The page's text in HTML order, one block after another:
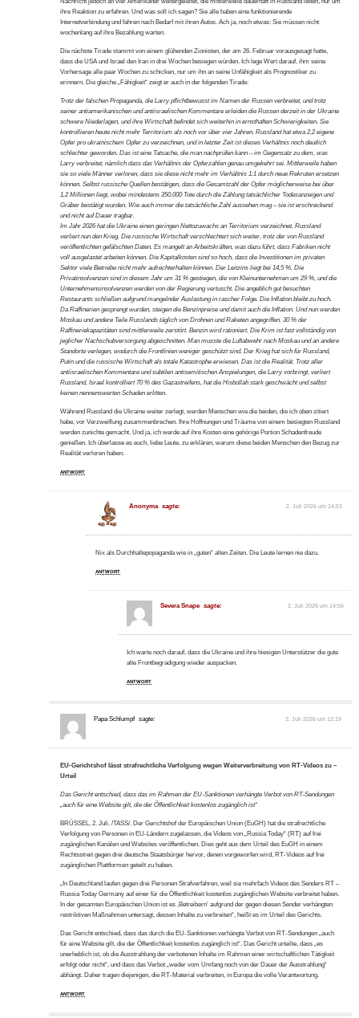
ihre Reaktion zu erfahren. Und was soll ich sagen? Sie alle haben eine funktionierende
Internetverbindung und fahren nach Bedarf mit ihren Autos. Ach ja, noch etwas: Sie müssen nicht
wochenlang auf ihre Bezahlung warten.
Die nächste Tirade stammt von einem glühenden Zionisten, der am 26. Februar vorausgesagt hatte,
dass die USA und Israel den Iran in drei Wochen besiegen würden. Ich lege Wert darauf, ihm seine
Vorhersage alle paar Wochen zu schicken, nur um ihn an seine Unfähigkeit als Prognostiker zu
erinnern. Die gleiche „Fähigkeit“ zeigt er auch in der folgenden Tirade:
Trotz der falschen Propaganda, die Larry pflichtbewusst im Namen der Russen verbreitet, und trotz
seiner antiamerikanischen und antiisraelischen Kommentare erleiden die Russen derzeit in der Ukraine
schwere Niederlagen, und ihre Wirtschaft befindet sich weiterhin in ernsthaften Schwierigkeiten. Sie
kontrollieren heute nicht mehr Territorium als noch vor über vier Jahren. Russland hat etwa 2,2 eigene
Opfer pro ukrainischem Opfer zu verzeichnen, und in letzter Zeit ist dieses Verhältnis noch deutlich
schlechter geworden. Das ist eine Tatsache, die man nachprüfen kann – im Gegensatz zu dem, was
Larry verbreitet, nämlich dass das Verhältnis der Opferzahlen genau umgekehrt sei. Mittlerweile haben
sie so viele Männer verloren, dass sie diese nicht mehr im Verhältnis 1:1 durch neue Rekruten ersetzen
können. Selbst russische Quellen bestätigen, dass die Gesamtzahl der Opfer möglicherweise bei über
1,2 Millionen liegt, wobei mindestens 350.000 Tote durch die Zählung tatsächlicher Todesanzeigen und
Gräber bestätigt wurden. Wie auch immer die tatsächliche Zahl aussehen mag – sie ist erschreckend
und nicht auf Dauer tragbar.
Im Jahr 2026 hat die Ukraine einen geringen Nettozuwachs an Territorium verzeichnet. Russland
verliert nun den Krieg. Die russische Wirtschaft verschlechtert sich weiter, trotz der von Russland
veröffentlichten gefälschten Daten. Es mangelt an Arbeitskräften, was dazu führt, dass Fabriken nicht
voll ausgelastet arbeiten können. Die Kapitalkosten sind so hoch, dass die Investitionen im privaten
Sektor viele Betriebe nicht mehr aufrechterhalten können. Der Leitzins liegt bei 14,5 %. Die
Privatinsolvenzen sind in diesem Jahr um 31 % gestiegen, die von Kleinunternehmen um 29 %, und die
Unternehmensinsolvenzen werden von der Regierung vertuscht. Die angeblich gut besuchten
Restaurants schließen aufgrund mangelnder Auslastung in rascher Folge. Die Inflation bleibt zu hoch.
Da Raffinerien gesprengt wurden, steigen die Benzinpreise und damit auch die Inflation. Und nun werden
Moskau und andere Teile Russlands täglich von Drohnen und Raketen angegriffen. 30 % der
Raffineriekapazitäten sind mittlerweile zerstört. Benzin wird rationiert. Die Krim ist fast vollständig von
jeglicher Nachschubversorgung abgeschnitten. Man musste die Luftabwehr nach Moskau und an andere
Standorte verlegen, wodurch die Frontlinien weniger geschützt sind. Der Krieg hat sich für Russland,
Putin und die russische Wirtschaft als totale Katastrophe erwiesen. Das ist die Realität. Trotz aller
antiisraelischen Kommentare und subtilen antisemitischen Anspielungen, die Larry vorbringt, verliert
Russland, Israel kontrolliert 70 % des Gazastreifens, hat die Hisbollah stark geschwächt und selbst
keinen nennenswerten Schaden erlitten.
Während Russland die Ukraine weiter zerlegt, werden Menschen wie die beiden, die ich oben zitiert
habe, vor Verzweiflung zusammenbrechen. Ihre Hoffnungen und Träume von einem besiegten Russland
werden zunichte gemacht. Und ja, ich werde auf ihre Kosten eine gehörige Portion Schadenfreude
genießen. Ich überlasse es euch, liebe Leute, zu erklären, warum diese beiden Menschen den Bezug zur
Realität verloren haben.
ANTWORT
Anonyma sagte: 2. Juli 2026 um 14:53
Nix als Durchhaltepopaganda wie in „guten“ alten Zeiten. Die Leute lernen nie dazu.
ANTWORT
Severa Snape sagte: 2. Juli 2026 um 14:56
Ich warte noch darauf, dass die Ukraine und ihre hiesigen Unterstützer die gute
alte Frontbegradigung wieder auspacken.
ANTWORT
Papa Schlumpf sagte: 2. Juli 2026 um 12:19
EU-Gerichtshof lässt strafrechtliche Verfolgung wegen Weiterverbreitung von RT-Videos zu –
Urteil
Das Gericht entschied, dass das im Rahmen der EU-Sanktionen verhängte Verbot von RT-Sendungen
„auch für eine Website gilt, die der Öffentlichkeit kostenlos zugänglich ist“
BRÜSSEL, 2. Juli. /TASS/. Der Gerichtshof der Europäischen Union (EuGH) hat die strafrechtliche
Verfolgung von Personen in EU-Ländern zugelassen, die Videos von „Russia Today“ (RT) auf frei
zugänglichen Kanälen und Websites veröffentlichen. Dies geht aus dem Urteil des EuGH in einem
Rechtsstreit gegen drei deutsche Staatsbürger hervor, denen vorgeworfen wird, RT-Videos auf frei
zugänglichen Plattformen geteilt zu haben.
„In Deutschland laufen gegen drei Personen Strafverfahren, weil sie mehrfach Videos des Senders RT –
Russia Today Germany auf einer für die Öffentlichkeit kostenlos zugänglichen Website verbreitet haben.
In der gesamten Europäischen Union ist es ‚Betreibern‘ aufgrund der gegen diesen Sender verhängten
restriktiven Maßnahmen untersagt, dessen Inhalte zu verbreiten“, heißt es im Urteil des Gerichts.
Das Gericht entschied, dass das durch die EU-Sanktionen verhängte Verbot von RT-Sendungen „auch
für eine Website gilt, die der Öffentlichkeit kostenlos zugänglich ist“. Das Gericht urteilte, dass „es
unerheblich ist, ob die Ausstrahlung der verbotenen Inhalte im Rahmen einer wirtschaftlichen Tätigkeit
erfolgt oder nicht“, und dass das Verbot „weder vom Umfang noch von der Dauer der Ausstrahlung“
abhängt. Daher tragen diejenigen, die RT-Material verbreiten, in Europa die volle Verantwortung.
ANTWORT